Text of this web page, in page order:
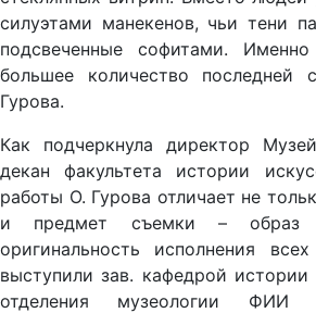
силуэтами манекенов, чьи тени
подсвеченные софитами.
большее количество последней
Гурова.
Как подчеркнула директор
декан факультета истории
работы О. Гурова отличает не
и предмет съемки – образ
оригинальность исполнения
выступили зав. кафедрой
отделения музеологии